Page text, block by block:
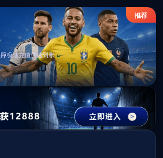
(中国)有限公司官网